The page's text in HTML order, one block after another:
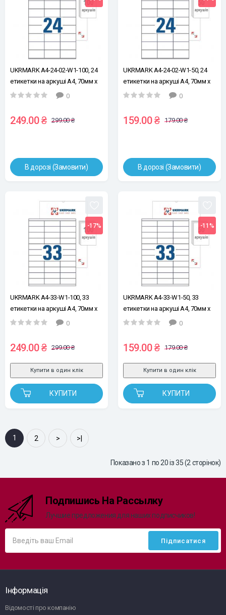
UKRMARK A4-24-02-W1-100, 24
етикетки на аркуші А4, 70мм х
37мм, уп.100 арк, етикетки
0
249.00 ₴ 299.00 ₴
В дорозі (Замовити)
UKRMARK A4-24-02-W1-50, 24
етикетки на аркуші А4, 70мм х
37мм, уп.50 арк, етикетки
0
159.00 ₴ 179.00 ₴
В дорозі (Замовити)
-17%
UKRMARK A4-33-W1-100, 33
етикетки на аркуші А4, 70мм х
25,4мм, уп.100 арк, етикетки
0
249.00 ₴ 299.00 ₴
КУПИТИ
Купити в один клік
-11%
UKRMARK A4-33-W1-50, 33
етикетки на аркуші А4, 70мм х
25,4мм, уп.50 аркушів, етикетки
0
159.00 ₴ 179.00 ₴
КУПИТИ
Купити в один клік
1 2 > >|
Показано з 1 по 20 із 35 (2 сторінок)
Подпишись На Рассылку
Лучшие предложения для наших подписчиков!
Інформація
Відомості про компанію